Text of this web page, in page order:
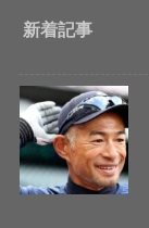
新着記事